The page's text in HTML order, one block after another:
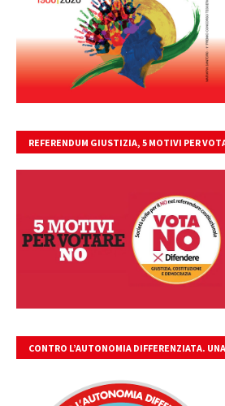
REFERENDUM GIUSTIZIA, 5 MOTIVI PER
CONTRO L’AUTONOMIA DIFFERENZIATA.